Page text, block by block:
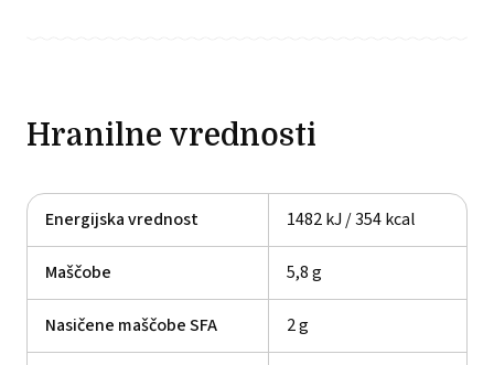
Hranilne vrednosti
Energijska vrednost 1482 kJ / 354 kcal
Maščobe 5,8 g
Nasičene maščobe SFA 2 g